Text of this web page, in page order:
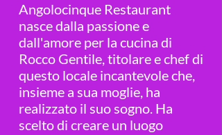
Angolocinque Restaurant
nasce dalla passione e
dall'amore per la cucina di
Rocco Gentile, titolare e chef di
questo locale incantevole che,
insieme a sua moglie, ha
realizzato il suo sogno. Ha
scelto di creare un luogo